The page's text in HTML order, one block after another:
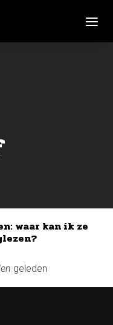
waar kan ik ze
geleden